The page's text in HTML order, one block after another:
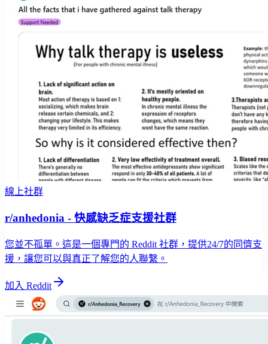
線上社群
r/anhedonia - 快感缺乏症支援社群
您並不孤單。這是一個專門的 Reddit 社群，提供24/7的同儕支
援，讓您可以與真正了解您的人聯繫。
加入 Reddit